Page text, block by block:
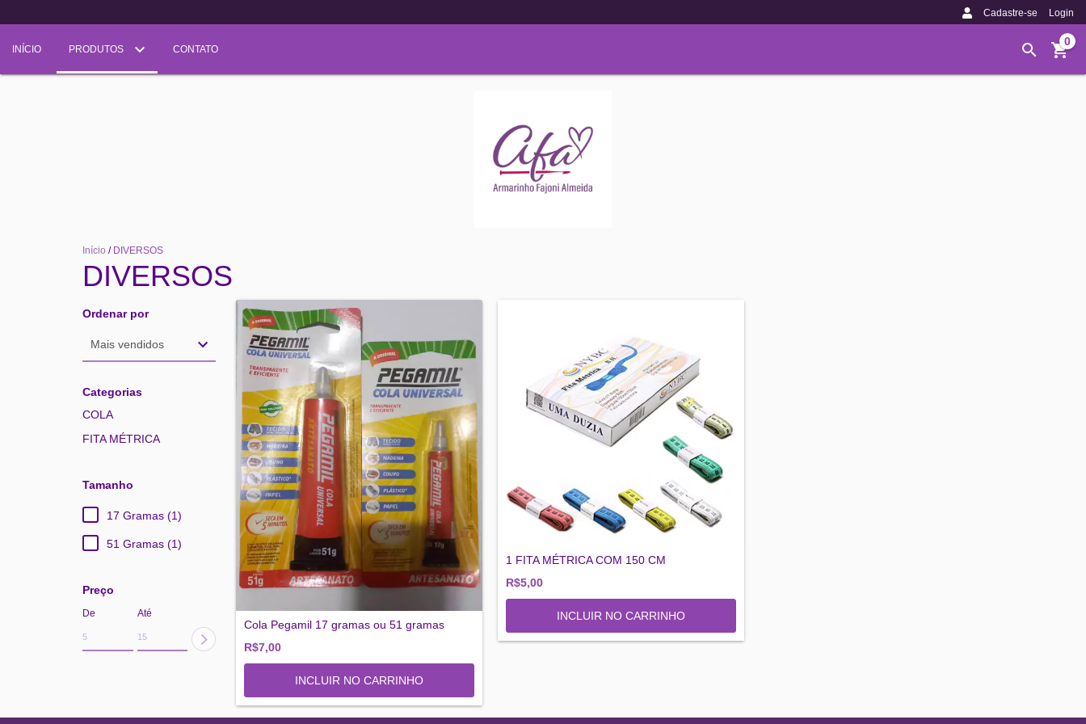
Cadastre-se Login
INÍCIO PRODUTOS CONTATO
0
Início / DIVERSOS
DIVERSOS
Ordenar por
Categorias
COLA
FITA MÉTRICA
Tamanho
17 Gramas (1)
51 Gramas (1)
Preço
De Até
Cola Pegamil 17 gramas ou 51 gramas
R$7,00
INCLUIR NO CARRINHO
1 FITA MÉTRICA COM 150 CM
R$5,00